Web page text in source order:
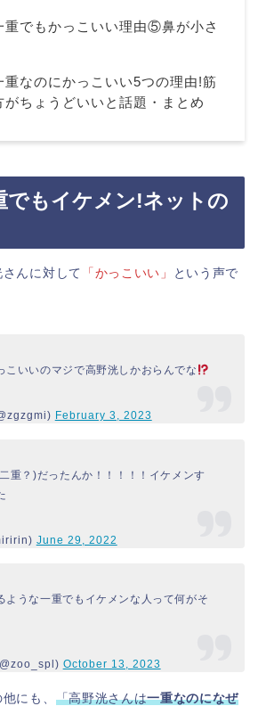
重でもかっこいい理由⑤鼻が小さ
重なのにかっこいい5つの理由!筋
がちょうどいいと話題・まとめ
でもイケメン!ネットの
んに対して 「かっこいい」
という声で
こいいのマジで高野洸しかおらんでな
February 3, 2023
重？)だったんか！！！！！イケメンす
June 29, 2022
ような一重でもイケメンな人って何がそ
October 13, 2023
にも、 「高野洸さんは一重なのになぜ